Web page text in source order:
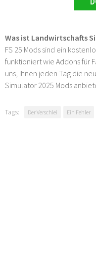
Was ist Landwirtschafts
FS 25 Mods sind ein
funktioniert wie Addons für
uns, Ihnen jeden Tag die
Simulator 2025 Mods
Tags: Der Verschlei Ein Fehler